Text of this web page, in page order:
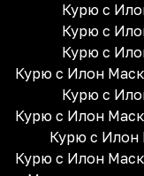
Курю с
Курю с
Курю с
Курю с Илон
Курю с
Курю с Илон
Курю с Илон
Курю с Илон